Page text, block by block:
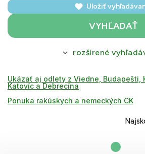
Uložiť
VYHĽADAŤ
rozšírené
Ukázať aj odlety z Viedne, Budapešti,
Katovíc a Debrecína
Ponuka rakúskych a nemeckých CK